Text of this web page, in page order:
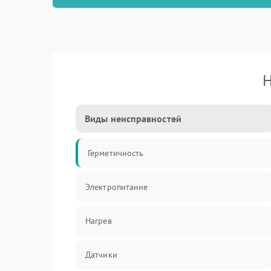
Виды неисправностей
Герметичность
Электропитание
Нагрев
Датчики